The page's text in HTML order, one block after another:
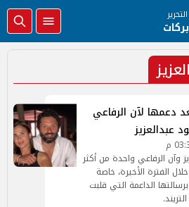
دعمها لآن الرفاعي
عبدالعزيز
وآن الرفاعي واحدة من أكثر
الفترة الأخيرة، خاصة
الداعمة التي قلبت